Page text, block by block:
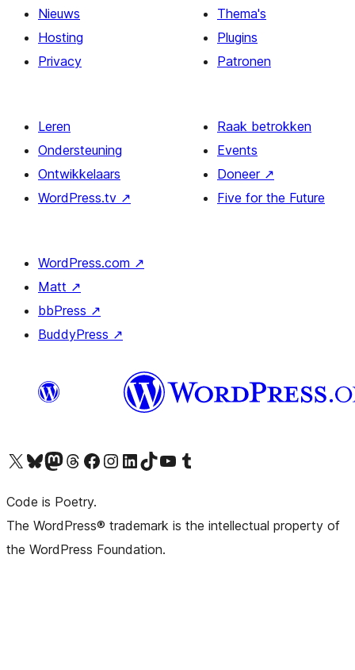
Nieuws
Hosting
Privacy
Thema's
Plugins
Patronen
Leren
Ondersteuning
Ontwikkelaars
WordPress.tv ↗
Raak betrokken
Events
Doneer ↗
Five for the Future
WordPress.com ↗
Matt ↗
bbPress ↗
BuddyPress ↗
Bezoek ons X (voorheen Twitter) account
Bezoek onze Bluesky account
Bezoek ons Mastodon account
Bezoek onze Threads account
Onze Facebookpagina bezoeken
Bezoek onze Instagram account
Bezoek onze LinkedIn account
Bezoek onze TikTok account
Bezoek ons YouTube kanaalBezoek onze Tumblr account
Code is Poetry.
The WordPress® trademark is the intellectual property of
the WordPress Foundation.